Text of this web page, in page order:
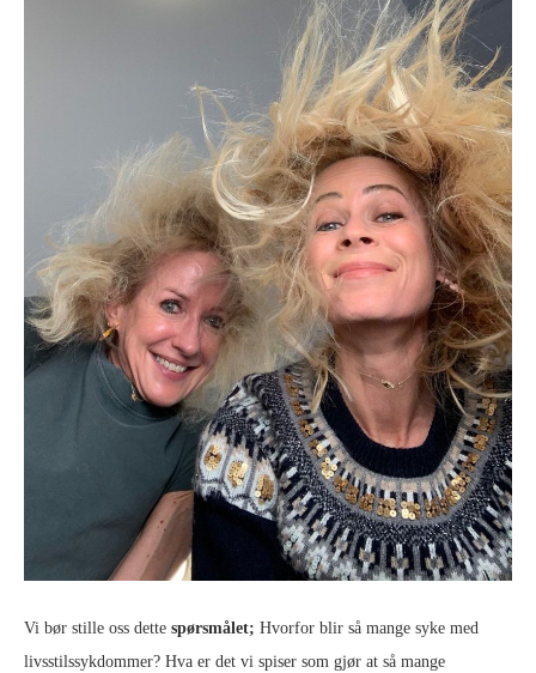
Vi bør stille oss dette spørsmålet; Hvorfor blir så mange syke med
livsstilssykdommer? Hva er det vi spiser som gjør at så mange